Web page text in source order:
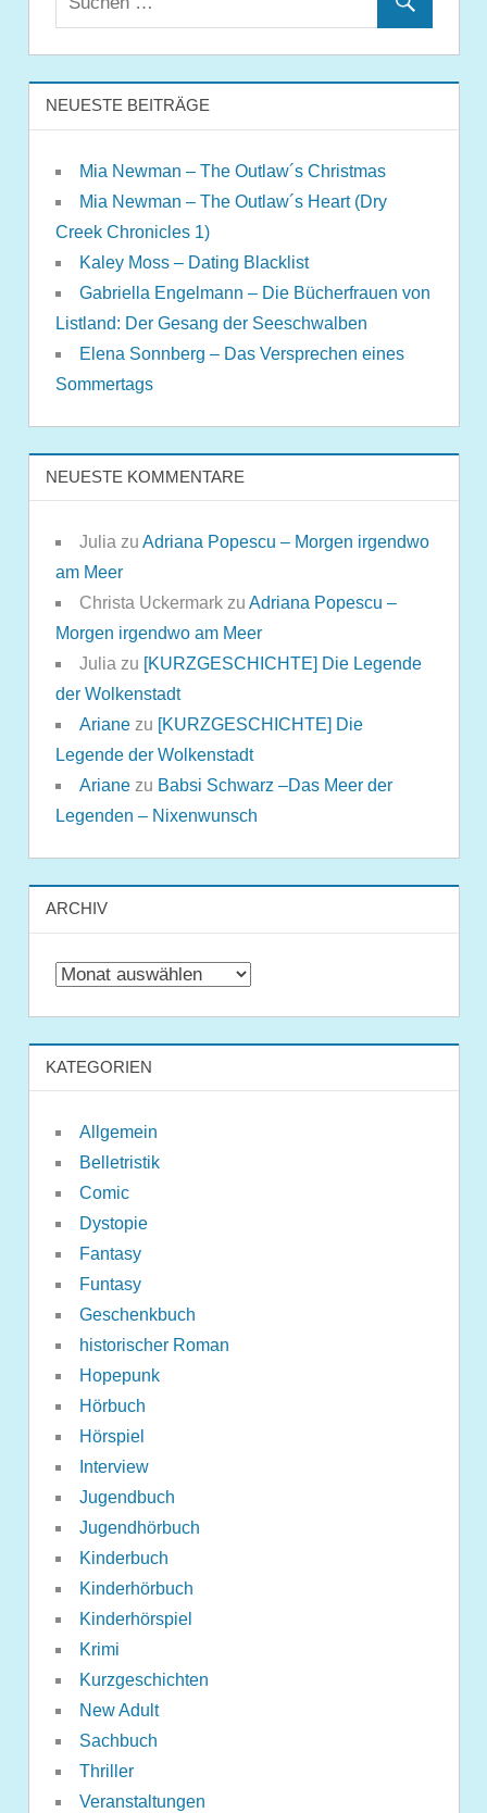
NEUESTE BEITRÄGE
Mia Newman – The Outlaw´s Christmas
Mia Newman – The Outlaw´s Heart (Dry
Creek Chronicles 1)
Kaley Moss – Dating Blacklist
Gabriella Engelmann – Die Bücherfrauen von
Listland: Der Gesang der Seeschwalben
Elena Sonnberg – Das Versprechen eines
Sommertags
NEUESTE KOMMENTARE
Julia zu Adriana Popescu – Morgen irgendwo
am Meer
Christa Uckermarkzu Adriana Popescu –
Morgen irgendwo am Meer
Julia zu [KURZGESCHICHTE] Die Legende
der Wolkenstadt
Arianezu [KURZGESCHICHTE] Die
Legende der Wolkenstadt
Arianezu Babsi Schwarz –Das Meer der
Legenden – Nixenwunsch
ARCHIV
Archiv
KATEGORIEN
Allgemein
Belletristik
Comic
Dystopie
Fantasy
Funtasy
Geschenkbuch
historischer Roman
Hopepunk
Hörbuch
Hörspiel
Interview
Jugendbuch
Jugendhörbuch
Kinderbuch
Kinderhörbuch
Kinderhörspiel
Krimi
Kurzgeschichten
New Adult
Sachbuch
Thriller
Veranstaltungen